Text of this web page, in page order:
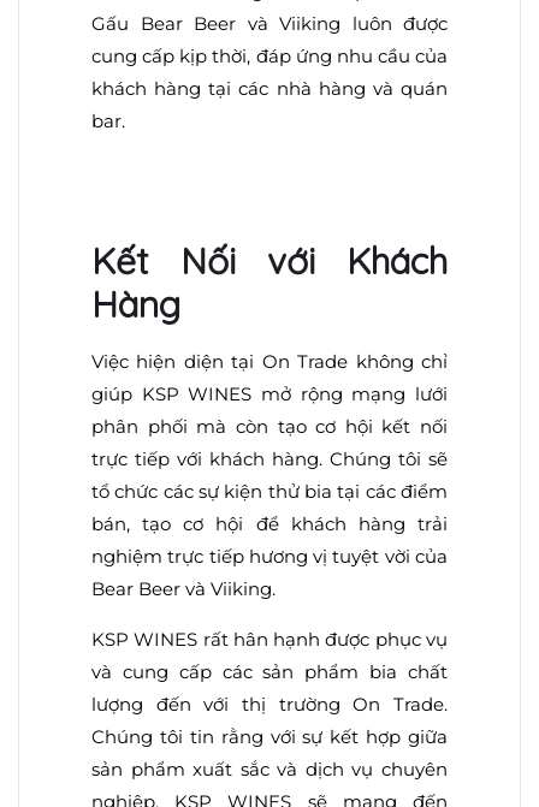
Gấu Bear Beer và Viiking luôn được
cung cấp kịp thời, đáp ứng nhu cầu của
khách hàng tại các nhà hàng và quán
bar.
Kết Nối với Khách
Hàng
Việc hiện diện tại On Trade không chỉ
giúp KSP WINES mở rộng mạng lưới
phân phối mà còn tạo cơ hội kết nối
trực tiếp với khách hàng. Chúng tôi sẽ
tổ chức các sự kiện thử bia tại các điểm
bán, tạo cơ hội để khách hàng trải
nghiệm trực tiếp hương vị tuyệt vời của
Bear Beer và Viiking.
KSP WINES rất hân hạnh được phục vụ
và cung cấp các sản phẩm bia chất
lượng đến với thị trường On Trade.
Chúng tôi tin rằng với sự kết hợp giữa
sản phẩm xuất sắc và dịch vụ chuyên
nghiệp, KSP WINES sẽ mang đến